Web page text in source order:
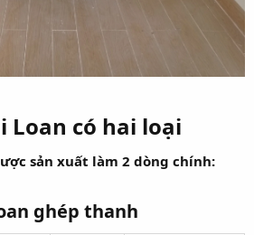
Loan có hai loại​
sản xuất làm 2 dòng chính:
ghép thanh​